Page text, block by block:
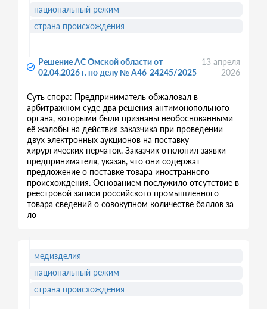
Решение АС Омской области от
02.04.2026 г. по делу № А46-24245/2025
13 апреля
2026
Суть спора: Предприниматель обжаловал в
арбитражном суде два решения антимонопольного
органа, которыми были признаны необоснованными
её жалобы на действия заказчика при проведении
двух электронных аукционов на поставку
хирургических перчаток. Заказчик отклонил заявки
предпринимателя, указав, что они содержат
предложение о поставке товара иностранного
происхождения. Основанием послужило отсутствие в
реестровой записи российского промышленного
товара сведений о совокупном количестве баллов за
ло
национальный режим
страна происхождения
медизделия
национальный режим
страна происхождения